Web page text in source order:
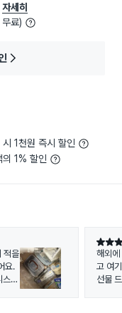
자세히
료)
1천원 즉시 할인
의 1% 할인
적을
요.
처
별점 5
해외에
고 여
선물